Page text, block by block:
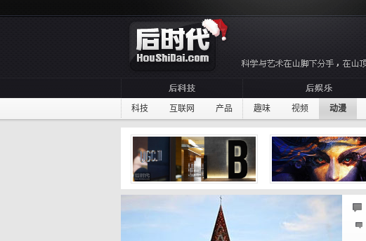
科技 互联网 产品 趣味 视频 动漫